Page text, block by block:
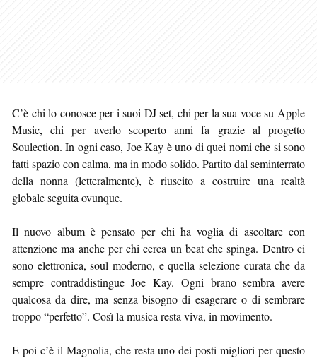
C’è chi lo conosce per i suoi DJ set, chi per la sua voce su Apple
Music, chi per averlo scoperto anni fa grazie al progetto
Soulection. In ogni caso, Joe Kay è uno di quei nomi che si sono
fatti spazio con calma, ma in modo solido. Partito dal seminterrato
della nonna (letteralmente), è riuscito a costruire una realtà
globale seguita ovunque.
Il nuovo album è pensato per chi ha voglia di ascoltare con
attenzione ma anche per chi cerca un beat che spinga. Dentro ci
sono elettronica, soul moderno, e quella selezione curata che da
sempre contraddistingue Joe Kay. Ogni brano sembra avere
qualcosa da dire, ma senza bisogno di esagerare o di sembrare
troppo “perfetto”. Così la musica resta viva, in movimento.
E poi c’è il Magnolia, che resta uno dei posti migliori per questo